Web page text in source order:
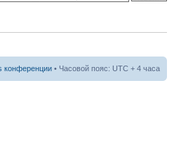
конференции • Часовой пояс: UTC + 4 часа